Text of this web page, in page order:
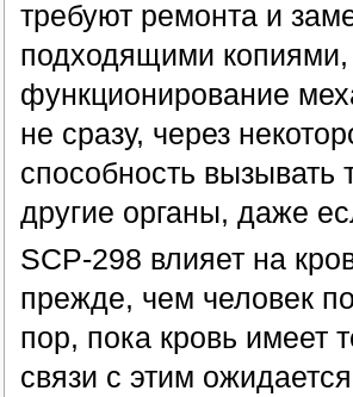
требуют ремонта и
подходящими
функционирование
не сразу, через
способность
другие органы, даже
SCP-298 влияет на
прежде, чем человек
пор, пока кровь имеет
связи с этим